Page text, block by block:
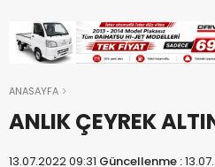
ANASAYFA
ANLIK ÇEYREK
13.07.2022 09:31 Güncellenme :